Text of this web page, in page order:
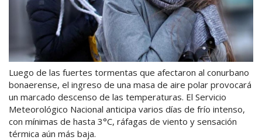
Luego de las fuertes tormentas que afectaron al conurbano
bonaerense, el ingreso de una masa de aire polar provocará
un marcado descenso de las temperaturas. El Servicio
Meteorológico Nacional anticipa varios días de frío intenso,
con mínimas de hasta 3°C, ráfagas de viento y sensación
térmica aún más baja.